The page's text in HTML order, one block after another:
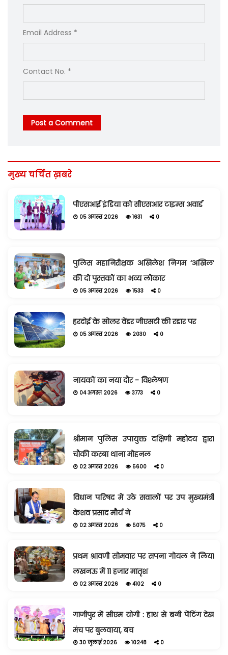
Email Address *
Contact No. *
Post a Comment
मुख्य चर्चित ख़बरे
पीएसआई इंडिया को सीएसआर टाइम्स अवार्ड
05 अगस्त 2026 1631 0
पुलिस महानिरीक्षक अखिलेश निगम ‘अखिल’
की दो पुस्तकों का भव्य लोकार
05 अगस्त 2026 1533 0
हरदोई के सोलर वेंडर जीएसटी की रडार पर
05 अगस्त 2026 2030 0
नायकों का नया दौर - विश्लेषण
04 अगस्त 2026 3773 0
श्रीमान पुलिस उपायुक्त दक्षिणी महोदय द्वारा
चौकी कस्बा थाना मोहनल
02 अगस्त 2026 5600 0
विधान परिषद में उठे सवालों पर उप मुख्यमंत्री
केशव प्रसाद मौर्य ने
02 अगस्त 2026 5075 0
प्रथम श्रावणी सोमवार पर सपना गोयल ने लिया
लखनऊ में 11 हजार मातृश
02 अगस्त 2026 4102 0
गाजीपुर में सीएम योगी : हाथ से बनी पेंटिंग देख
मंच पर बुलवाया, बच
30 जुलाई 2026 10248 0